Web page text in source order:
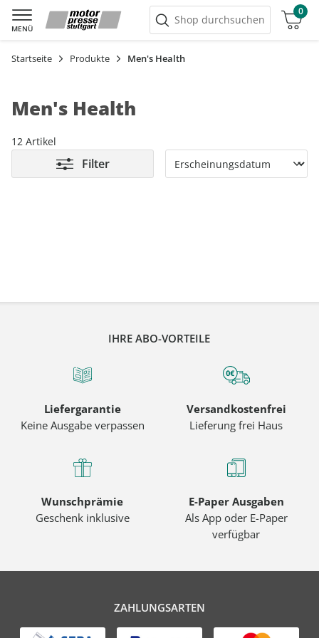
MENÜ
Shop durchsuchen
0
Warenkorb
Startseite Produkte Men's Health
Men's Health
12 Artikel
Filter
IHRE ABO-VORTEILE
Liefergarantie
Keine Ausgabe verpassen
Versandkostenfrei
Lieferung frei Haus
Wunschprämie
Geschenk inklusive
E-Paper Ausgaben
Als App oder E-Paper
verfügbar
ZAHLUNGSARTEN